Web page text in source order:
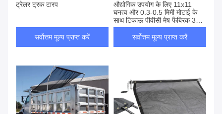
ट्रेलर ट्रक टारप
सर्वोत्तम मूल्य प्राप्त करें
औद्योगिक उपयोग के लिए 11x11
घनत्व और 0.3-0.5 मिमी मोटाई के
साथ टिकाऊ पीवीसी मेष फैब्रिक 30%
पीवीसी + 70% पॉलिएस्टर
सर्वोत्तम मूल्य प्राप्त करें